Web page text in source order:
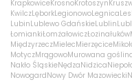
KrapkowiceKrosnoKrotoszyn
KwilczLęborkLegionowoLegnica
LubinLublewo GdańskieLublin
ŁomiankiŁomżałowiczŁozinałuków
MiędzyrzeczMielecMierzęcice
MotyczMrągowoMurowana
Nakło ŚląskieNędzaNidzica
NowogardNowy Dwór Mazowiecki